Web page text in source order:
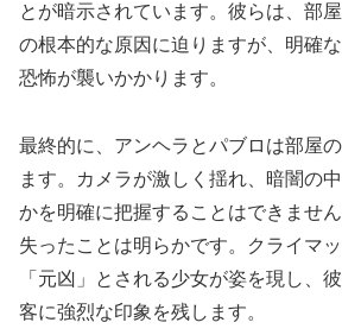
とが暗示されています。彼らは、部
の根本的な原因に迫りますが、明確
恐怖が襲いかかります。
最終的に、アンヘラとパブロは部屋
ます。カメラが激しく揺れ、暗闇の
かを明確に把握することはできませ
失ったことは明らかです。クライマ
「元凶」とされる少女が姿を現し、
客に強烈な印象を残します。